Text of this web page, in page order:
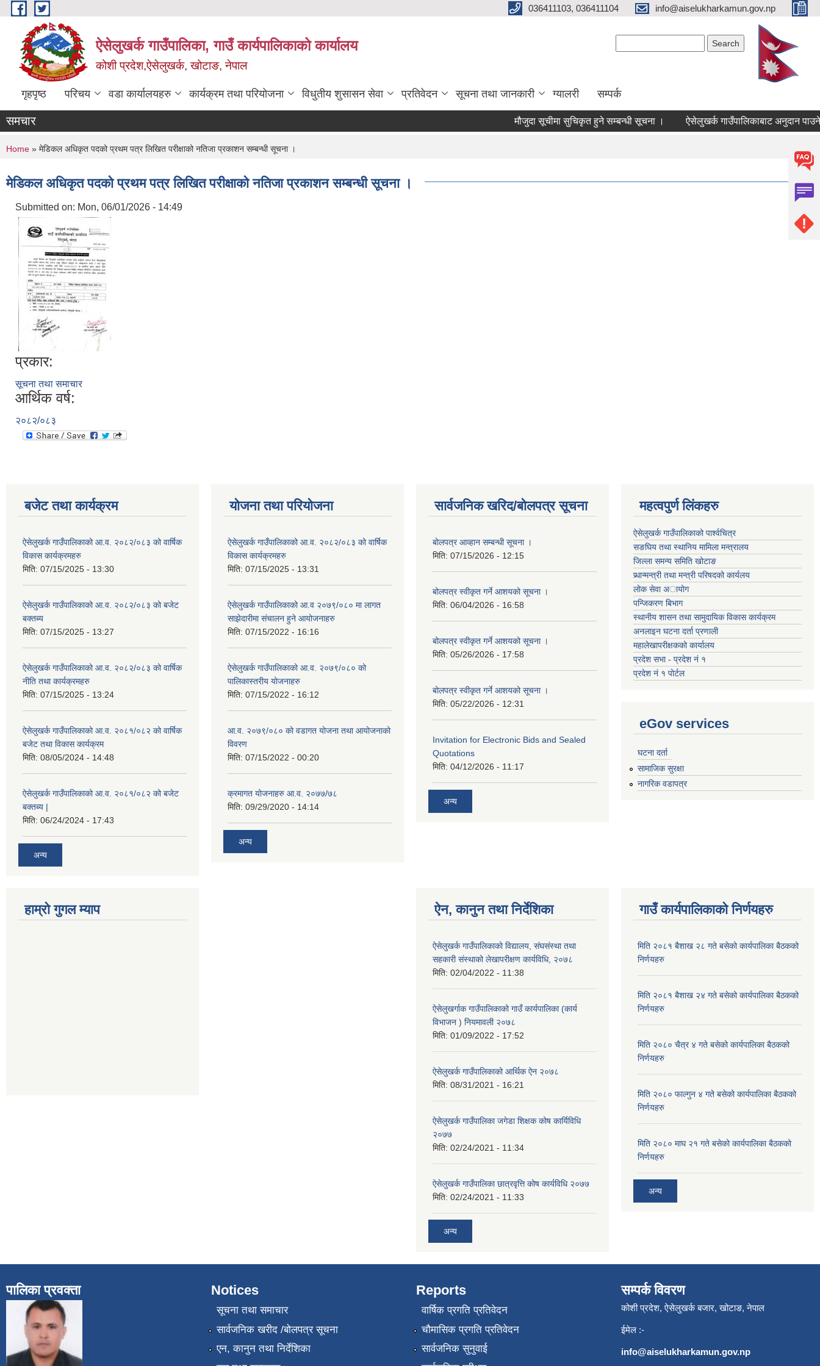
Skip to main content 036411103, 036411104 info@aiselukharkamun.gov.np
ऐसेलुखर्क गाउँपालिका, गाउँ कार्यपालिकाको कार्यालय
कोशी प्रदेश,ऐसेलुखर्क, खोटाङ, नेपाल
गृहपृष्ठ परिचय वडा कार्यालयहरु कार्यक्रम तथा परियोजना विधुतीय शुसासन सेवा प्रतिवेदन सूचना तथा जानकारी ग्यालरी सम्पर्क
समचार मौजुदा सूचीमा सुचिकृत हुने सम्बन्धी सूचना । ऐसेलुखर्क गाउँपालिकाबाट अनुदान पाउने
You are here
Home » मेडिकल अधिकृत पदको प्रथम पत्र लिखित परीक्षाको नतिजा प्रकाशन सम्बन्धी सूचना ।
मेडिकल अधिकृत पदको प्रथम पत्र लिखित परीक्षाको नतिजा प्रकाशन सम्बन्धी सूचना ।
Submitted on: Mon, 06/01/2026 - 14:49
प्रकार:
सूचना तथा समाचार
आर्थिक वर्ष:
२०८२/०८३
बजेट तथा कार्यक्रम
ऐसेलुखर्क गाउँपालिकाको आ.व. २०८२/०८३ को वार्षिक
विकास कार्यक्रमहरु
मिति: 07/15/2025 - 13:30
ऐसेलुखर्क गाउँपालिकाको आ.व. २०८२/०८३ को बजेट
बक्तब्य
मिति: 07/15/2025 - 13:27
ऐसेलुखर्क गाउँपालिकाको आ.व. २०८२/०८३ को वार्षिक
नीति तथा कार्यक्रमहरु
मिति: 07/15/2025 - 13:24
ऐसेलुखर्क गाउँपालिकाको आ.व. २०८१/०८२ को वार्षिक
बजेट तथा विकास कार्यक्रम
मिति: 08/05/2024 - 14:48
ऐसेलुखर्क गाउँपालिकाको आ.व. २०८१/०८२ को बजेट
बक्तब्य |
मिति: 06/24/2024 - 17:43
अन्य
योजना तथा परियोजना
ऐसेलुखर्क गाउँपालिकाको आ.व. २०८२/०८३ को वार्षिक
विकास कार्यक्रमहरु
मिति: 07/15/2025 - 13:31
ऐसेलुखर्क गाउँपालिकाको आ.व २०७९/०८० मा लागत
साझेदारीमा संचालन हुने आयोजनाहरु
मिति: 07/15/2022 - 16:16
ऐसेलुखर्क गाउँपालिकाको आ.व. २०७९/०८० को
पालिकास्तरीय योजनाहरु
मिति: 07/15/2022 - 16:12
आ.व. २०७९/०८० को वडागत योजना तथा आयोजनाको
विवरण
मिति: 07/15/2022 - 00:20
क्रमागत योजनाहरु आ.व. २०७७/७८
मिति: 09/29/2020 - 14:14
अन्य
सार्वजनिक खरिद/बोलपत्र सूचना
बोलपत्र आव्हान सम्बन्धी सूचना ।
मिति: 07/15/2026 - 12:15
बोलपत्र स्वीकृत गर्ने आशयको सूचना ।
मिति: 06/04/2026 - 16:58
बोलपत्र स्वीकृत गर्ने आशयको सूचना ।
मिति: 05/26/2026 - 17:58
बोलपत्र स्वीकृत गर्ने आशयको सूचना ।
मिति: 05/22/2026 - 12:31
Invitation for Electronic Bids and Sealed
Quotations
मिति: 04/12/2026 - 11:17
अन्य
महत्वपुर्ण लिंकहरु
ऐसेलुखर्क गाउँपालिकाको पार्श्वचित्र
सङघिय तथा स्थानिय मामिला मन्त्रालय
जिल्ला समन्य समिति खोटाङ
प्र्धान्मन्त्री तथा मन्त्री परिषदको कार्यलय
लोक सेवा अायोग
पन्जिकरण बिभाग
स्थानीय शासन तथा सामुदायिक विकास कार्यक्रम
अनलाइन घटना दर्ता प्रणाली
महालेखापरीक्षकको कार्यालय
प्रदेश सभा - प्रदेश नं १
प्रदेश नं १ पोर्टल
eGov services
घटना दर्ता
सामाजिक सुरक्षा
नागरिक वडापत्र
हाम्रो गुगल म्याप ऐन, कानुन तथा निर्देशिका
ऐसेलुखर्क गाउँपालिकाको विद्यालय, संघसंस्था तथा
सहकारी संस्थाको लेखापरीक्षण कार्यविधि, २०७८
मिति: 02/04/2022 - 11:38
ऐसेलुखर्गाक गाउँपालिकाको गाउँ कार्यपालिका (कार्य
विभाजन ) नियमावली २०७८
मिति: 01/09/2022 - 17:52
ऐसेलुखर्क गाउँपालिकाको आर्थिक ऐन २०७८
मिति: 08/31/2021 - 16:21
ऐसेलुखर्क गाउँपालिका जगेडा शिक्षक कोष कार्यिविधि
२०७७
मिति: 02/24/2021 - 11:34
ऐसेलुखर्क गाउँपालिका छात्रवृत्ति कोष कार्यविधि २०७७
मिति: 02/24/2021 - 11:33
अन्य
गाउँ कार्यपालिकाको निर्णयहरु
मिति २०८१ बैशाख २८ गते बसेको कार्यपालिका बैठकको
निर्णयहरु
मिति २०८१ बैशाख २४ गते बसेको कार्यपालिका बैठकको
निर्णयहरु
मिति २०८० चैत्र ४ गते बसेको कार्यपालिका बैठकको
निर्णयहरु
मिति २०८० फाल्गुन ४ गते बसेको कार्यपालिका बैठकको
निर्णयहरु
मिति २०८० माघ २१ गते बसेको कार्यपालिका बैठकको
निर्णयहरु
अन्य
पालिका प्रवक्ता Notices
सूचना तथा समाचार
सार्वजनिक खरीद /बोलपत्र सूचना
एन, कानुन तथा निर्देशिका
Reports
वार्षिक प्रगति प्रतिवेदन
चौमासिक प्रगति प्रतिवेदन
सार्वजनिक सुनुवाई
सम्पर्क विवरण
कोशी प्रदेश, ऐसेलुखर्क बजार, खोटाङ, नेपाल
ईमेल :-
info@aiselukharkamun.gov.np